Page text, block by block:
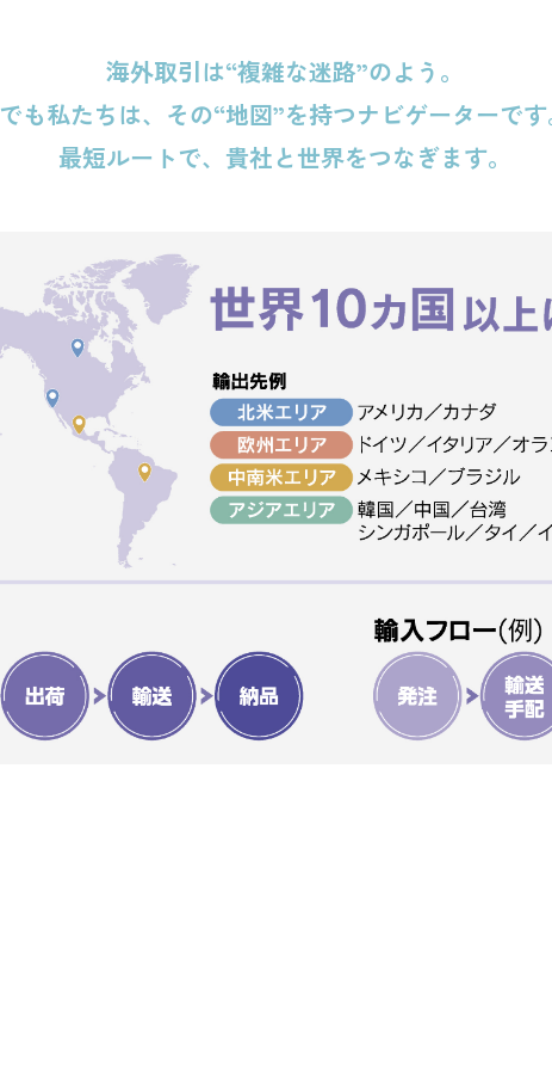
海外取引は“複雑な迷路”のよう。
でも私たちは、その“地図”を持つナビゲーターで
最短ルートで、 貴社と世界をつなぎます。